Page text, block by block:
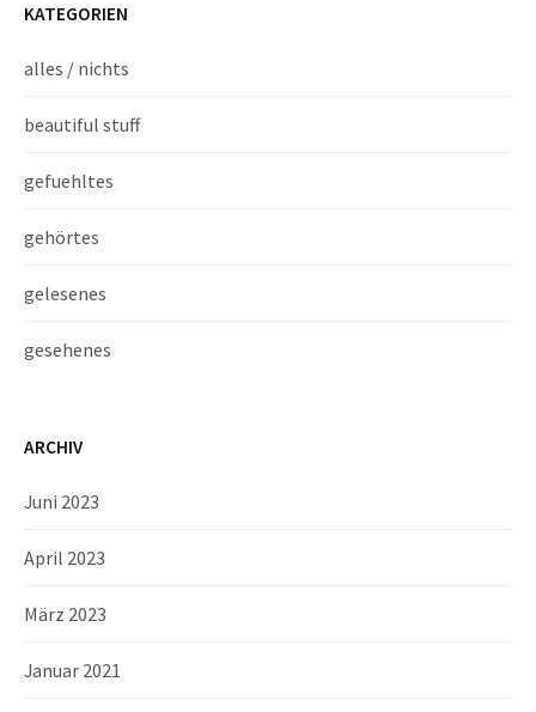
KATEGORIEN
alles / nichts
beautiful stuff
gefuehltes
gehörtes
gelesenes
gesehenes
ARCHIV
Juni 2023
April 2023
März 2023
Januar 2021